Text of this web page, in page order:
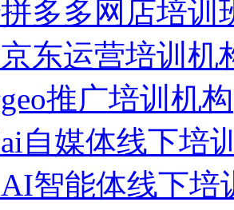
多多网店培训
东运营培训机
推广培训机构
自媒体线下培
智能体线下培